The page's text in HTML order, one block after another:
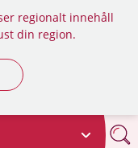
regionalt innehåll
din region.